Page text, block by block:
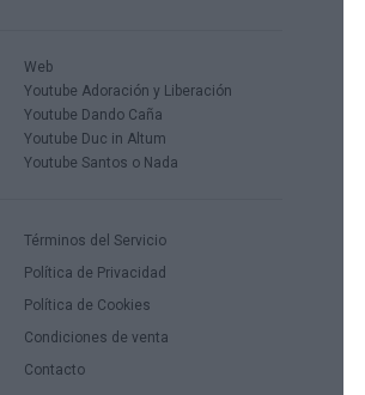
Web
Youtube Adoración y Liberación
Youtube Dando Caña
Youtube Duc in Altum
Youtube Santos o Nada
Términos del Servicio
Política de Privacidad
Política de Cookies
Condiciones de venta
Contacto